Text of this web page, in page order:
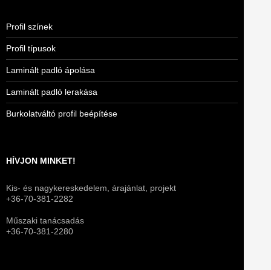
Profil színek
Profil típusok
Laminált padló ápolása
Laminált padló lerakása
Burkolatváltó profil beépítése
HÍVJON MINKET!
Kis- és nagykereskedelem, árajánlat, projekt
+36-70-381-2282
Műszaki tanácsadás
+36-70-381-2280